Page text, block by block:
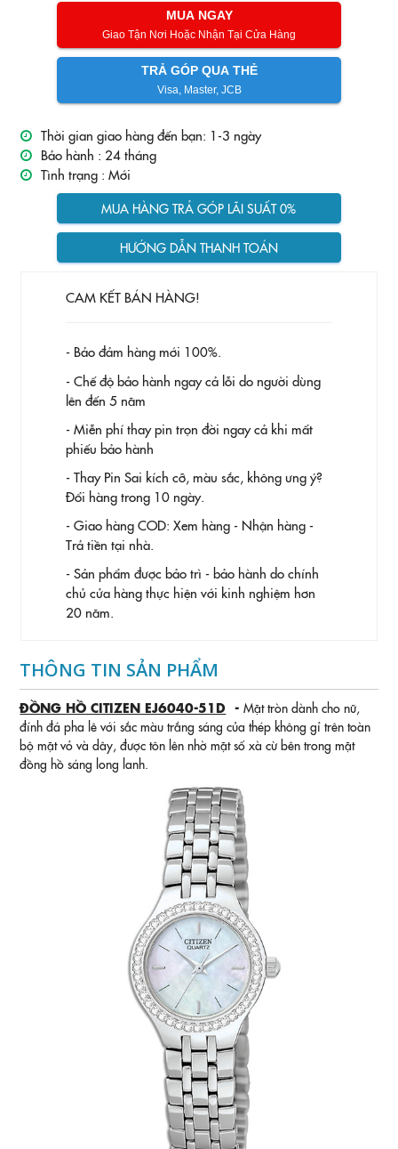
MUA NGAY
Giao Tận Nơi Hoặc Nhận Tại Cửa Hàng
TRẢ GÓP QUA THẺ
Visa, Master, JCB
Thời gian giao hàng đến bạn: 1-3 ngày
Bảo hành : 24 tháng
Tình trạng : Mới
MUA HÀNG TRẢ GÓP LÃI SUẤT 0%
HƯỚNG DẪN THANH TOÁN
CAM KẾT BÁN HÀNG!
- Bảo đảm hàng mới 100%.
- Chế độ bảo hành ngay cả lỗi do người dùng
lên đến 5 năm
- Miễn phí thay pin trọn đời ngay cả khi mất
phiếu bảo hành
- Thay Pin Sai kích cỡ, màu sắc, không ưng ý?
Đổi hàng trong 10 ngày.
- Giao hàng COD: Xem hàng - Nhận hàng -
Trả tiền tại nhà.
- Sản phẩm được bảo trì - bảo hành do chính
chủ cửa hàng thực hiện với kinh nghiệm hơn
20 năm.
THÔNG TIN SẢN PHẨM
ĐỒNG HỒ CITIZEN EJ6040-51D -Mặt tròn dành cho nữ,
đính đá pha lê với sắc màu trắng sáng của thép không gỉ trên toàn
bộ mặt vỏ và dây, được tôn lên nhờ mặt số xà cừ bên trong mặt
đồng hồ sáng long lanh.